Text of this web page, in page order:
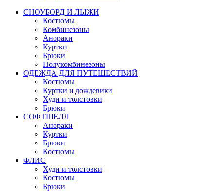
СНОУБОРД И ЛЫЖИ
Костюмы
Комбинезоны
Анораки
Куртки
Брюки
Полукомбинезоны
ОДЕЖДА ДЛЯ ПУТЕШЕСТВИЙ
Костюмы
Куртки и дождевики
Худи и толстовки
Брюки
СОФТШЕЛЛ
Анораки
Куртки
Брюки
Костюмы
ФЛИС
Худи и толстовки
Костюмы
Брюки